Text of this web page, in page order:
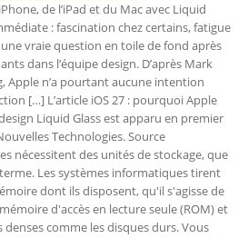
de l’iPad et du Mac avec Liquid
: fascination chez certains, fatigue
une vraie question en toile de fond après
dans l’équipe design. D’après Mark
Apple n’a pourtant aucune intention
[…] L’article iOS 27 : pourquoi Apple
Liquid Glass est apparu en premier
Technologies. Source
nécessitent des unités de stockage, que
Les systèmes informatiques tirent
dont ils disposent, qu'il s'agisse de
d'accès en lecture seule (ROM) et
comme les disques durs. Vous